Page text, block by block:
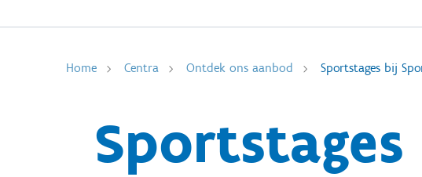
Home Centra Ontdek ons aanbod Sportstages bij